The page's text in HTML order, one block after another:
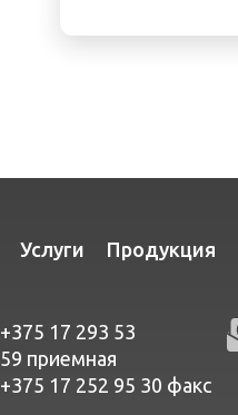
Услуги Продукция
+375 17 293 53
59 приемная
+375 17 252 95 30 факc